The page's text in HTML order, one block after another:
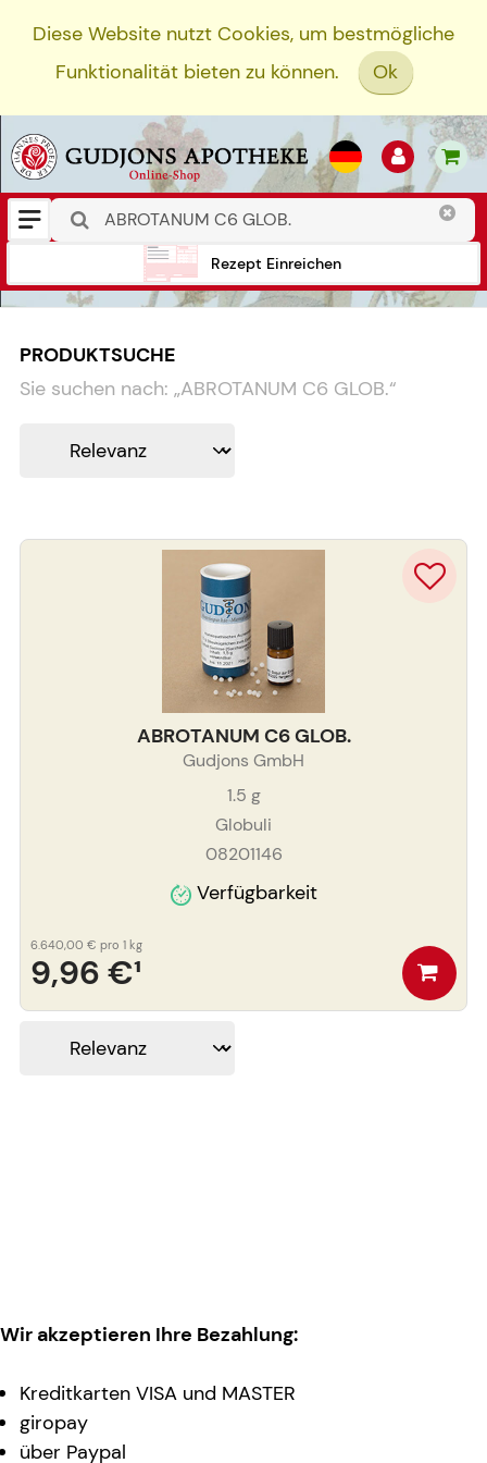
Diese Website nutzt Cookies, um bestmögliche
Funktionalität bieten zu können.
Ok
Rezept Einreichen
PRODUKTSUCHE
Sie suchen nach: „ABROTANUM C6 GLOB.“
ABROTANUM C6 GLOB.
Gudjons GmbH
1.5 g
Globuli
08201146
Verfügbarkeit
9,96 €¹
6.640,00 € pro 1 kg
Wir akzeptieren Ihre Bezahlung:
Kreditkarten VISA und MASTER
giropay
über Paypal